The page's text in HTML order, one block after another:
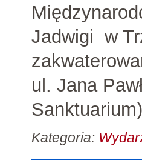
Jadwigi w
ul. Jana
Sanktuarium)
Kategoria: